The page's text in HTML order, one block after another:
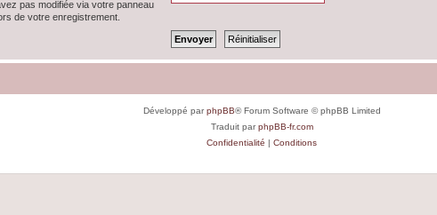
pas modifiée via votre panneau
de votre enregistrement.
Développé parphpBB® Forum Software © phpBB Limited
Traduit parphpBB-fr.com
Confidentialité | Conditions